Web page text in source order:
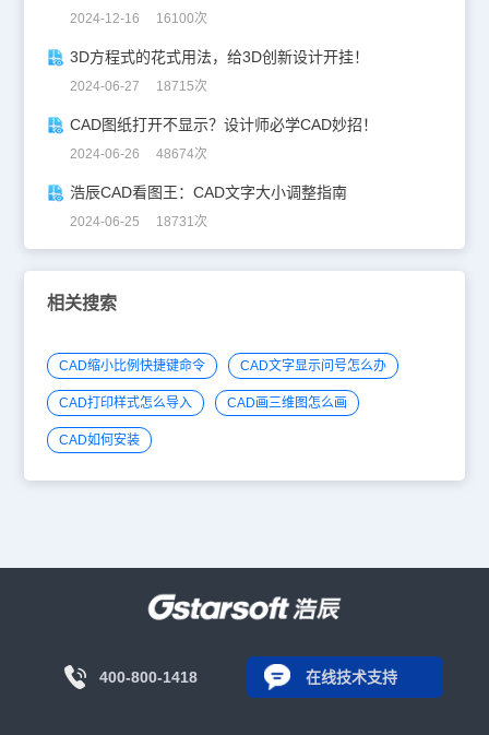
2024-12-16 16100次
3D方程式的花式用法，给3D创新设计开挂！
2024-06-27 18715次
CAD图纸打开不显示？设计师必学CAD妙招！
2024-06-26 48674次
浩辰CAD看图王：CAD文字大小调整指南
2024-06-25 18731次
相关搜索
CAD缩小比例快捷键命令 CAD文字显示问号怎么办
CAD打印样式怎么导入 CAD画三维图怎么画
CAD如何安装
400-800-1418 在线技术支持